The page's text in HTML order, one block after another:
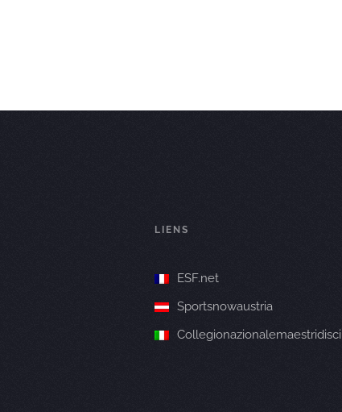
LIENS
ESF.net
Sportsnowaustria
Collegionazionalemaestridisci